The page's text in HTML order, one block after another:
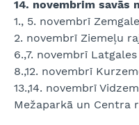
14. novembrim savās
1., 5. novembrī
2. novembrī Ziemeļu
6.,7. novembrī
8.,12. novembrī
13.,14. novembrī
Mežaparkā un Centra